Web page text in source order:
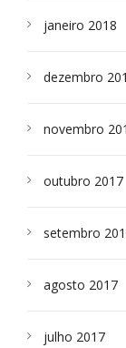
janeiro 2018
dezembro
novembro
outubro 2017
setembro
agosto 2017
julho 2017